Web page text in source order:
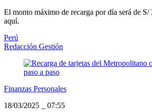
El monto máximo de recarga por día será de S/
aquí.
Perú
Redacción Gestión
Finanzas Personales
18/03/2025
07:55